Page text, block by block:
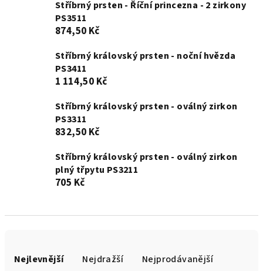
Stříbrný prsten - Říční princezna - 2 zirkony
PS3511
874,50 Kč
Stříbrný královský prsten - noční hvězda
PS3411
1 114,50 Kč
Stříbrný královský prsten - oválný zirkon
PS3311
832,50 Kč
Stříbrný královský prsten - oválný zirkon
plný třpytu PS3211
705 Kč
Nejlevnější Nejdražší Nejprodávanější